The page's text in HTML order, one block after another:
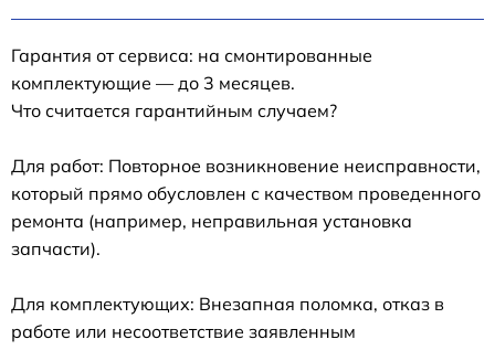
Гарантия от сервиса: на смонтированные
комплектующие — до 3 месяцев.
Что считается гарантийным случаем?
Для работ: Повторное возникновение неисправности,
который прямо обусловлен с качеством проведенного
ремонта (например, неправильная установка
запчасти).
Для комплектующих: Внезапная поломка, отказ в
работе или несоответствие заявленным